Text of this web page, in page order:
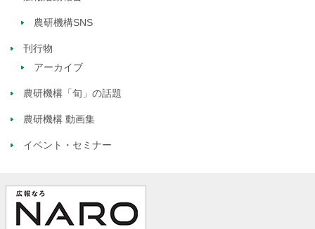
農研機構SNS
刊行物
アーカイブ
農研機構「旬」の話題
農研機構 動画集
イベント・セミナー